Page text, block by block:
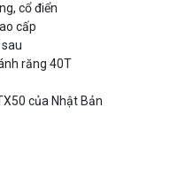
cổ điển
cấp
răng 40T
của Nhật Bản